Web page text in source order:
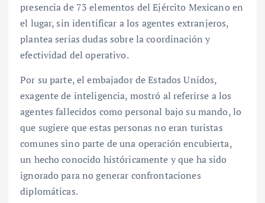
presencia de 73 elementos del Ejército Mexicano en
el lugar, sin identificar a los agentes extranjeros,
plantea serias dudas sobre la coordinación y
efectividad del operativo.
Por su parte, el embajador de Estados Unidos,
exagente de inteligencia, mostró al referirse a los
agentes fallecidos como personal bajo su mando, lo
que sugiere que estas personas no eran turistas
comunes sino parte de una operación encubierta,
un hecho conocido históricamente y que ha sido
ignorado para no generar confrontaciones
diplomáticas.